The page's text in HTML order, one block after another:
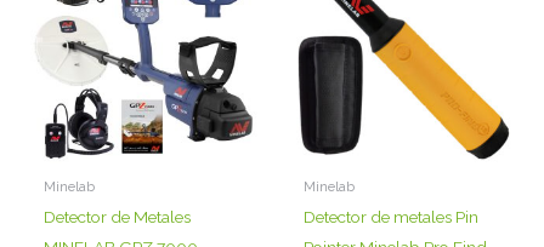
Minelab
Detector de Metales
Minelab
Detector de metales Pin